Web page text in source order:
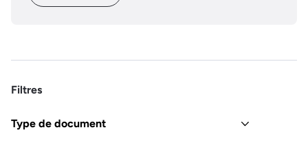
Filtres
Type de document